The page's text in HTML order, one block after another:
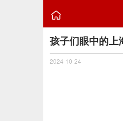

孩子们眼中的上
2024-10-24